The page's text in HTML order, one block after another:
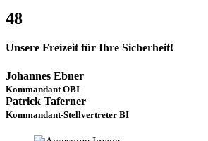
48
Unsere Freizeit für Ihre Sicherheit!
Johannes Ebner
Kommandant OBI
Patrick Taferner
Kommandant-Stellvertreter BI